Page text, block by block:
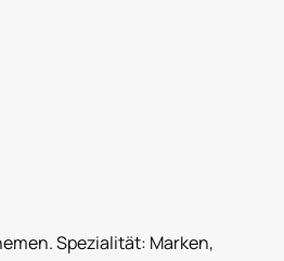
Spezialität: Marken,